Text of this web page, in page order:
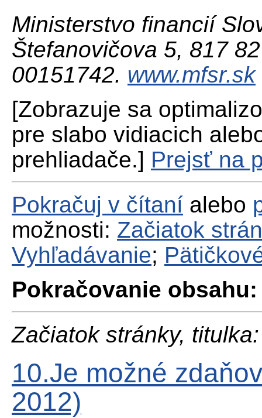
Ministerstvo financií
Štefanovičova 5, 817
00151742. www.mfsr.sk
[Zobrazuje sa
pre slabo vidiacich
prehliadače.] Prejsť na
Pokračuj v čítaní alebo
možnosti: Začiatok
Vyhľadávanie;
Pokračovanie obsahu:
Začiatok stránky, titulka:
10.Je možné
2012)